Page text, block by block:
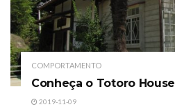
COMPORTAMENTO
Conheça o Totoro
2019-11-09